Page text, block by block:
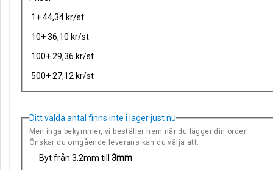
1+ 44,34 kr/st
10+ 36,10 kr/st
100+ 29,36 kr/st
500+ 27,12 kr/st
Ditt valda antal finns inte i lager just nu
Men inga bekymmer, vi beställer hem när du lägger din order!
Önskar du omgående leverans kan du välja att:
Byt från 3.2mm till 3mm